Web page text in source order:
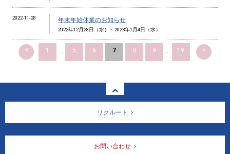
2022-11-28 年末年始休業のお知らせ
2022年12月28日（水）～2023年1月4日（水）
< 1 5 6 7 8 9 19 >
リクルート
お問い合わせ